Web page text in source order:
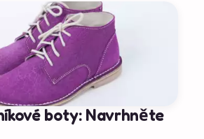
boty: Navrhněte